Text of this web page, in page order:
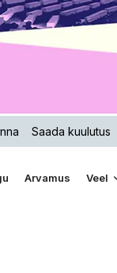
Saada kuulutus
Arvamus Veel